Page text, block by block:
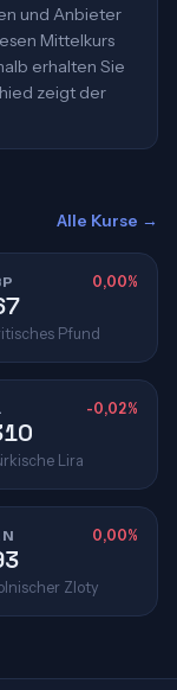
und Anbieter
Mittelkurs
erhalten Sie
zeigt der
Alle Kurse →
0,00%
Pfund
-0,02%
Lira
0,00%
Zloty